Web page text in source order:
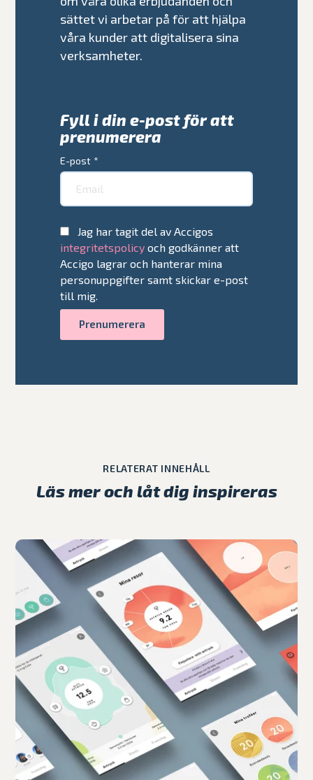
sättet vi arbetar på för att hjälpa
våra kunder att digitalisera sina
verksamheter.
Fyll i din e-post för att
prenumerera
E-post *
Jag har tagit del av Accigos
integritetspolicy och godkänner att
Accigo lagrar och hanterar mina
personuppgifter samt skickar e-post
till mig.
RELATERAT INNEHÅLL
Läs mer och låt dig inspireras